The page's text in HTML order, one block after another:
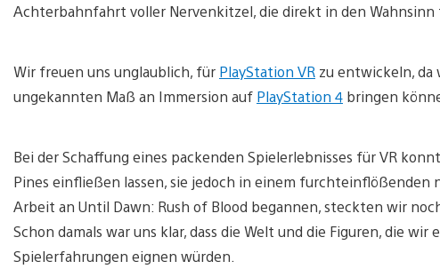
Achterbahnfahrt voller Nervenkitzel, die direkt in den Wahnsinn
Wir freuen uns unglaublich, für PlayStation VR zu entwickeln, da
ungekannten Maß an Immersion auf PlayStation 4 bringen
Bei der Schaffung eines packenden Spielerlebnisses für VR
Pines einfließen lassen, sie jedoch in einem furchteinflößenden
Arbeit an Until Dawn: Rush of Blood begannen, steckten wir
Schon damals war uns klar, dass die Welt und die Figuren, die
Spielerfahrungen eignen würden.